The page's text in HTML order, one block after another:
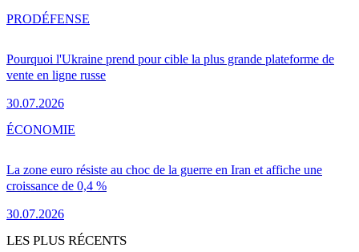
Pourquoi l'Ukraine prend pour cible la plus grande plateforme de
vente en ligne russe
30.07.2026
PRODÉFENSE
La zone euro résiste au choc de la guerre en Iran et affiche une
croissance de 0,4 %
30.07.2026
ÉCONOMIE
LES PLUS RÉCENTS